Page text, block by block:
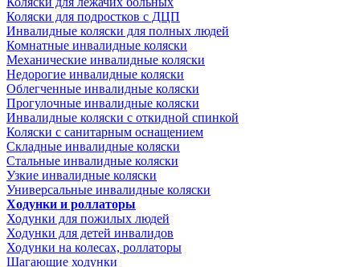
Коляски для подростков с ДЦП
Инвалидные коляски для полных людей
Комнатные инвалидные коляски
Механические инвалидные коляски
Недорогие инвалидные коляски
Облегченные инвалидные коляски
Прогулочные инвалидные коляски
Инвалидные коляски с откидной спинкой
Коляски с санитарным оснащением
Складные инвалидные коляски
Стальные инвалидные коляски
Узкие инвалидные коляски
Универсальные инвалидные коляски
Ходунки и роллаторы
Ходунки для пожилых людей
Ходунки для детей инвалидов
Ходунки на колесах, роллаторы
Шагающие ходунки